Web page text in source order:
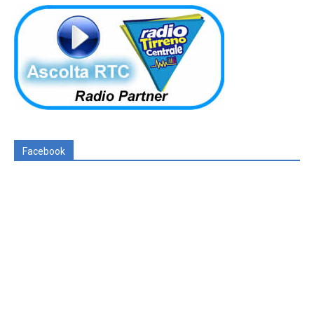
Facebook